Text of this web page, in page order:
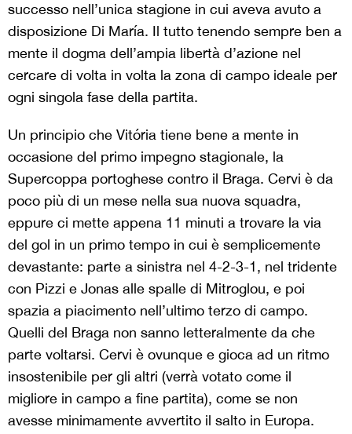
successo nell’unica stagione in cui aveva avuto a
disposizione Di María. Il tutto tenendo sempre ben a
mente il dogma dell’ampia libertà d’azione nel
cercare di volta in volta la zona di campo ideale per
ogni singola fase della partita.
Un principio che Vitória tiene bene a mente in
occasione del primo impegno stagionale, la
Supercoppa portoghese contro il Braga. Cervi è da
poco più di un mese nella sua nuova squadra,
eppure ci mette appena 11 minuti a trovare la via
del gol in un primo tempo in cui è semplicemente
devastante: parte a sinistra nel 4-2-3-1, nel tridente
con Pizzi e Jonas alle spalle di Mitroglou, e poi
spazia a piacimento nell’ultimo terzo di campo.
Quelli del Braga non sanno letteralmente da che
parte voltarsi. Cervi è ovunque e gioca ad un ritmo
insostenibile per gli altri (verrà votato come il
migliore in campo a fine partita), come se non
avesse minimamente avvertito il salto in Europa.